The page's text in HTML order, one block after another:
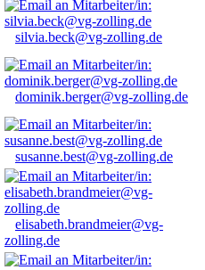
silvia.beck@vg-zolling.de
dominik.berger@vg-zolling.de
susanne.best@vg-zolling.de
elisabeth.brandmeier@vg-
zolling.de